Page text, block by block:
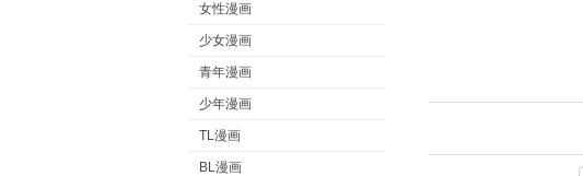
女性漫画
少女漫画
青年漫画
少年漫画
TL漫画
BL漫画